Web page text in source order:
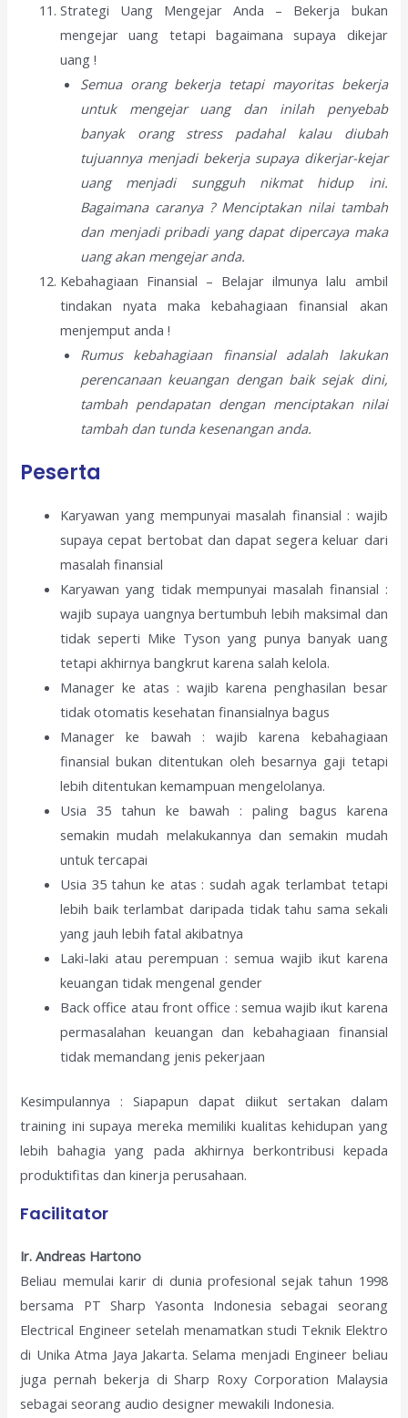
Strategi Uang Mengejar Anda – Bekerja bukan
mengejar uang tetapi bagaimana supaya dikejar
uang !
Semua orang bekerja tetapi mayoritas bekerja
untuk mengejar uang dan inilah penyebab
banyak orang stress padahal kalau diubah
tujuannya menjadi bekerja supaya dikerjar-kejar
uang menjadi sungguh nikmat hidup ini.
Bagaimana caranya ? Menciptakan nilai tambah
dan menjadi pribadi yang dapat dipercaya maka
uang akan mengejar anda.
Kebahagiaan Finansial – Belajar ilmunya lalu ambil
tindakan nyata maka kebahagiaan finansial akan
menjemput anda !
Rumus kebahagiaan finansial adalah lakukan
perencanaan keuangan dengan baik sejak dini,
tambah pendapatan dengan menciptakan nilai
tambah dan tunda kesenangan anda.
Peserta
Karyawan yang mempunyai masalah finansial : wajib
supaya cepat bertobat dan dapat segera keluar dari
masalah finansial
Karyawan yang tidak mempunyai masalah finansial :
wajib supaya uangnya bertumbuh lebih maksimal dan
tidak seperti Mike Tyson yang punya banyak uang
tetapi akhirnya bangkrut karena salah kelola.
Manager ke atas : wajib karena penghasilan besar
tidak otomatis kesehatan finansialnya bagus
Manager ke bawah : wajib karena kebahagiaan
finansial bukan ditentukan oleh besarnya gaji tetapi
lebih ditentukan kemampuan mengelolanya.
Usia 35 tahun ke bawah : paling bagus karena
semakin mudah melakukannya dan semakin mudah
untuk tercapai
Usia 35 tahun ke atas : sudah agak terlambat tetapi
lebih baik terlambat daripada tidak tahu sama sekali
yang jauh lebih fatal akibatnya
Laki-laki atau perempuan : semua wajib ikut karena
keuangan tidak mengenal gender
Back office atau front office : semua wajib ikut karena
permasalahan keuangan dan kebahagiaan finansial
tidak memandang jenis pekerjaan
Kesimpulannya : Siapapun dapat diikut sertakan dalam
training ini supaya mereka memiliki kualitas kehidupan yang
lebih bahagia yang pada akhirnya berkontribusi kepada
produktifitas dan kinerja perusahaan.
Facilitator
Ir. Andreas Hartono
Beliau memulai karir di dunia profesional sejak tahun 1998
bersama PT Sharp Yasonta Indonesia sebagai seorang
Electrical Engineer setelah menamatkan studi Teknik Elektro
di Unika Atma Jaya Jakarta. Selama menjadi Engineer beliau
juga pernah bekerja di Sharp Roxy Corporation Malaysia
sebagai seorang audio designer mewakili Indonesia.